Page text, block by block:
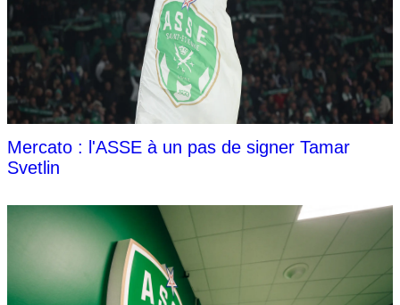
Mercato : l'ASSE à un pas de signer Tamar
Svetlin